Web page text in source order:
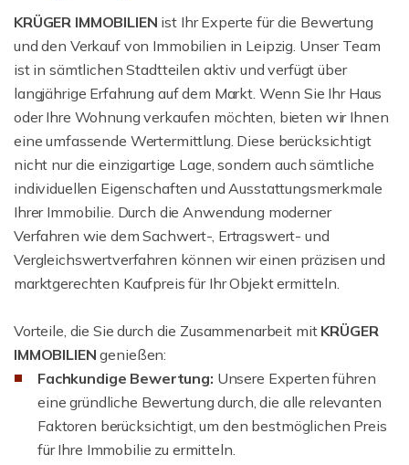
KRÜGER IMMOBILIEN ist Ihr Experte für die Bewertung
und den Verkauf von Immobilien in Leipzig. Unser Team
ist in sämtlichen Stadtteilen aktiv und verfügt über
langjährige Erfahrung auf dem Markt. Wenn Sie Ihr Haus
oder Ihre Wohnung verkaufen möchten, bieten wir Ihnen
eine umfassende Wertermittlung. Diese berücksichtigt
nicht nur die einzigartige Lage, sondern auch sämtliche
individuellen Eigenschaften und Ausstattungsmerkmale
Ihrer Immobilie. Durch die Anwendung moderner
Verfahren wie dem Sachwert-, Ertragswert- und
Vergleichswertverfahren können wir einen präzisen und
marktgerechten Kaufpreis für Ihr Objekt ermitteln.
Vorteile, die Sie durch die Zusammenarbeit mit KRÜGER
IMMOBILIEN genießen:
Fachkundige Bewertung: Unsere Experten führen
eine gründliche Bewertung durch, die alle relevanten
Faktoren berücksichtigt, um den bestmöglichen Preis
für Ihre Immobilie zu ermitteln.